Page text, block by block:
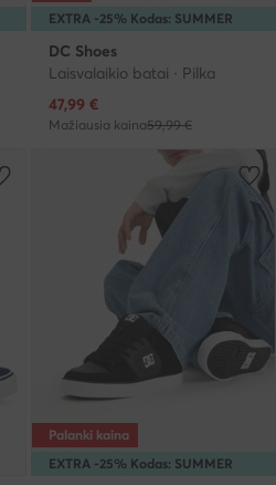
EXTRA -25% Kodas: SUMMER
DC Shoes
Laisvalaikio batai · Pilka
Dabartinė kaina
47,99 €
Mažiausia kaina59,99 €
EXTRA -25% Kodas: SUMMER
Palanki kaina